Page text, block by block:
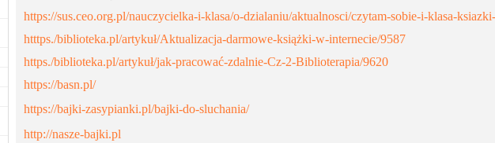
https://sus.ceo.org.pl/nauczycielka-i-klasa/o-dzialaniu/aktualnosci/czytam-sobie-i-klasa-
htttps./biblioteka.pl/artykuł/Aktualizacja-darmowe-książki-w-internecie/9587
https./biblioteka.pl/artykuł/jak-pracować-zdalnie-Cz-2-Biblioterapia/9620
https://basn.pl/
https://bajki-zasypianki.pl/bajki-do-sluchania/
http://nasze-bajki.pl